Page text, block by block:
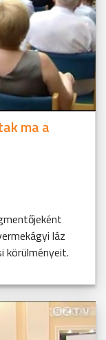
ma a
láz
körülményeit.